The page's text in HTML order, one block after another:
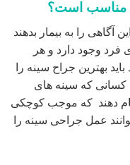
مناسب است؟
آگاهی را به بیمار بدهند
وجود دارد و هر
بهترین جراح سینه را
کسانی که سینه های
دهند که موجب کوچکی
عمل جراحی سینه را